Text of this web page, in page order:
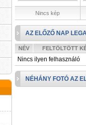
Nincs kép
AZ ELŐZŐ NAP
NÉV FELTÖLTÖTT
Nincs ilyen felhasználó
NÉHÁNY FOTÓ AZ